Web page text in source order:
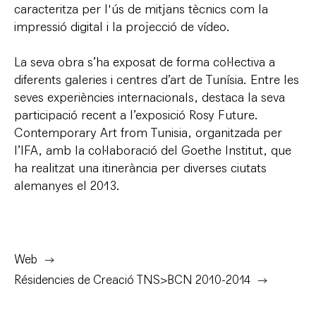
caracteritza per l'ús de mitjans tècnics com la
impressió digital i la projecció de vídeo.
La seva obra s’ha exposat de forma col·lectiva a
diferents galeries i centres d’art de Tunísia. Entre les
seves experiències internacionals, destaca la seva
participació recent a l’exposició Rosy Future.
Contemporary Art from Tunisia, organitzada per
l’IFA, amb la col·laboració del Goethe Institut, que
ha realitzat una itinerància per diverses ciutats
alemanyes el 2013.
Web
Résidencies de Creació TNS>BCN 2010-2014